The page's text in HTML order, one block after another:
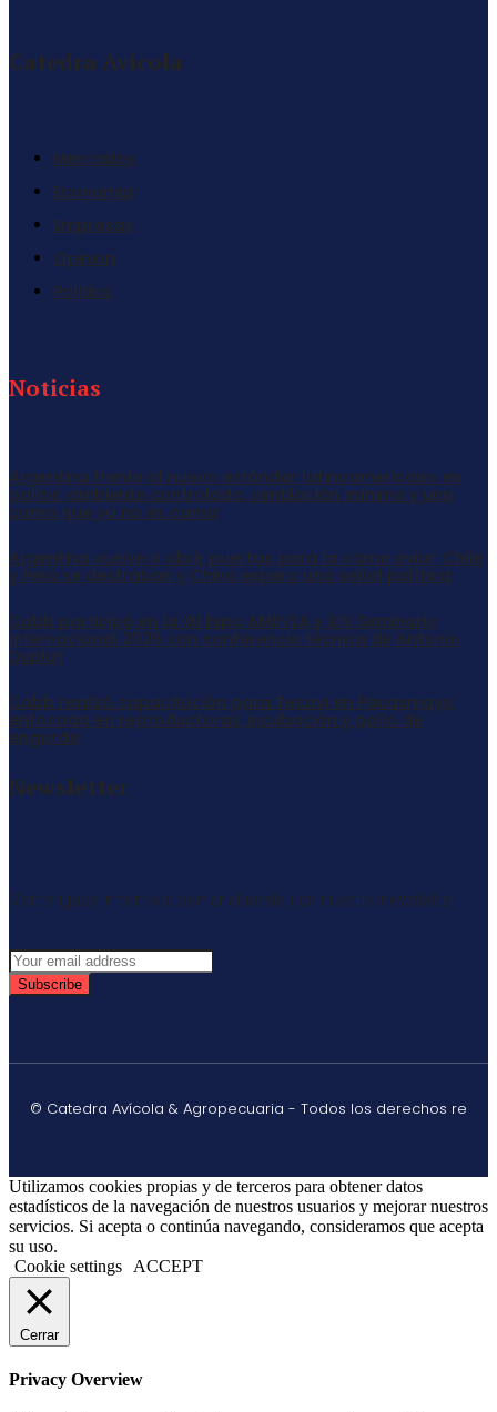
Catedra Avícola
Mercados
Economia
Empresas
Opinion
Politica
Noticias
Argentina frente al nuevo estándar latinoamericano en
pollos: ambiente controlado, ventilación mínima y una
cama que ya no es cama
Argentina vuelve a abrir puertas para la carne aviar: Chile
y Perú se destraban y China espera una señal política
Cobb participó en la XII Expo AMEVEA y XIV Seminario
Internacional 2026 con conferencia técnica de Antonio
Duplat
Cobb realizó capacitación para Tecavi en Pacasmayo
enfocada en reproductoras, incubación y pollo de
engorde
Newsletter
Mantengase informado semanalmente con nuestro newsletter
Subscribe
© Catedra Avícola & Agropecuaria - Todos los derechos re
Utilizamos cookies propias y de terceros para obtener datos
estadísticos de la navegación de nuestros usuarios y mejorar nuestros
servicios. Si acepta o continúa navegando, consideramos que acepta
su uso.
Cookie settings
ACCEPT
Cerrar
Privacy Overview